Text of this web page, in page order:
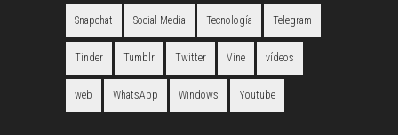
Snapchat Social Media Tecnología Telegram
Tinder Tumblr Twitter Vine vídeos
web WhatsApp Windows Youtube